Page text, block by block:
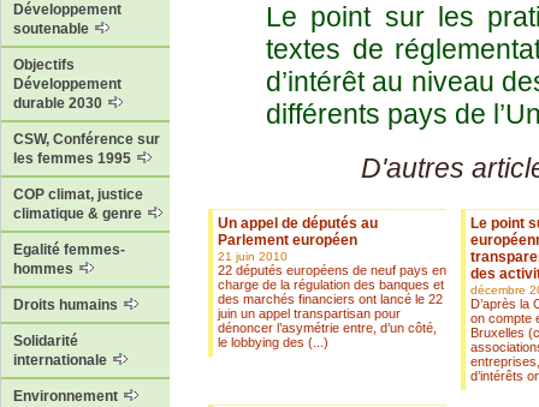
Développement
soutenable
Objectifs
Développement
durable 2030
CSW, Conférence sur
les femmes 1995
COP climat, justice
climatique & genre
Egalité femmes-
hommes
Droits humains
Solidarité
internationale
Environnement
Le point sur les
textes de
d’intérêt au niveau
différents pays de
D'autres
Un appel de députés au
Parlement européen
21 juin 2010
22 députés européens de neuf pays en
charge de la régulation des banques et
des marchés financiers ont lancé le 22
juin un appel transpartisan pour
dénoncer l’asymétrie entre, d’un côté,
le lobbying des (...)
Le point
des
décembre
D’après la
on compte
Bruxelles
d’intérêts